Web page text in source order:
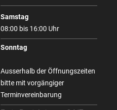
Samstag
08:00 bis 16:00 Uhr
Sonntag
Ausserhalb der Öffnungszeiten
bitte mit vorgängiger
Terminvereinbarung